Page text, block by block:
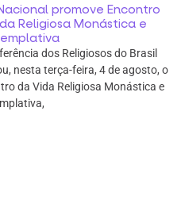
promove Encontro
Religiosa Monástica e
dos Religiosos do Brasil
nesta terça-feira, 4 de agosto, o
da Vida Religiosa Monástica e